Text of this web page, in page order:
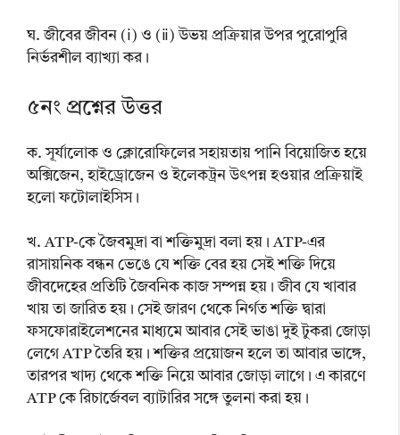
ঘ. জীবের জীবন (ⅰ) ও (ⅱ) উভয় প্রক্রিয়ার উপর পুরোপুরি
নির্ভরশীল ব্যাখ্যা কর।
৫নং প্রশ্নের উত্তর
ক. সূর্যালোক ও ক্লোরোফিলের সহায়তায় পানি বিয়োজিত হয়ে
অক্সিজেন, হাইড্রোজেন ও ইলেকট্রন উৎপন্ন হওয়ার প্রক্রিয়াই
হলো ফটোলাইসিস।
খ. ATP-কে জৈবমুদ্রা বা শক্তিমুদ্রা বলা হয়। ATP-এর
রাসায়নিক বন্ধন ভেঙে যে শক্তি বের হয় সেই শক্তি দিয়ে
জীবদেহের প্রতিটি জৈবনিক কাজ সম্পন্ন হয়। জীব যে খাবার
খায় তা জারিত হয়। সেই জারণ থেকে নির্গত শক্তি দ্বারা
ফসফোরাইলেশনের মাধ্যমে আবার সেই ভাঙা দুই টুকরা জোড়া
লেগে ATP তৈরি হয়। শক্তির প্রয়োজন হলে তা আবার ভাঙ্গে,
তারপর খাদ্য থেকে শক্তি নিয়ে আবার জোড়া লাগে। এ কারণে
ATP কে রিচার্জেবল ব্যাটারির সঙ্গে তুলনা করা হয়।